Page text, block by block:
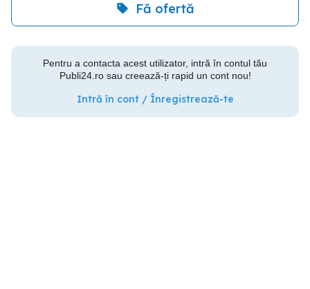
Fă ofertă
Pentru a contacta acest utilizator, intră în contul tău
Publi24.ro sau creează-ți rapid un cont nou!
Intră în cont / Înregistrează-te